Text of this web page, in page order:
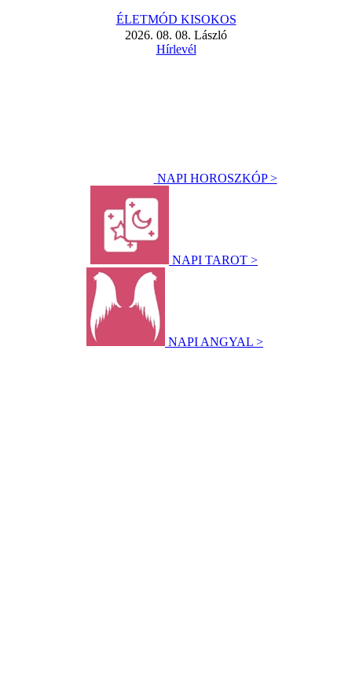
ÉLETMÓD KISOKOS
2026. 08. 08. László
Hírlevél
NAPI HOROSZKÓP >
NAPI TAROT >
NAPI ANGYAL >